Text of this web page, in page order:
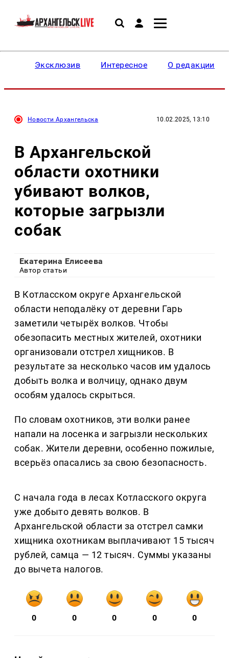
Эксклюзив Интересное О редакции
Новости Архангельска 10.02.2025, 13:10
В Архангельской
области охотники
убивают волков,
которые загрызли
собак
Екатерина Елисеева
Автор статьи
В Котласском округе Архангельской
области неподалёку от деревни Гарь
заметили четырёх волков. Чтобы
обезопасить местных жителей, охотники
организовали отстрел хищников. В
результате за несколько часов им удалось
добыть волка и волчицу, однако двум
особям удалось скрыться.
По словам охотников, эти волки ранее
напали на лосенка и загрызли нескольких
собак. Жители деревни, особенно пожилые,
всерьёз опасались за свою безопасность.
С начала года в лесах Котласского округа
уже добыто девять волков. В
Архангельской области за отстрел самки
хищника охотникам выплачивают 15 тысяч
рублей, самца — 12 тысяч. Суммы указаны
до вычета налогов.
0 0 0 0 0